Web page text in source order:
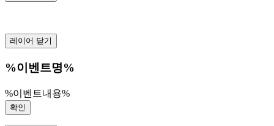
레이어 닫기
%이벤트명%
%이벤트내용%
확인